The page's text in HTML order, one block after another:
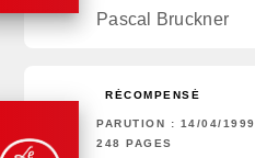
Pascal Bruckner
RÉCOMPENSÉ
PARUTION : 14/04/1999
248 PAGES